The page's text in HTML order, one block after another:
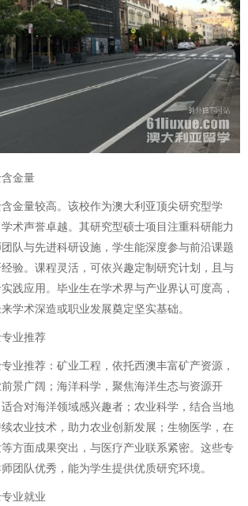
金量
金量较高。该校作为澳大利亚顶尖研究型学
术声誉卓越。其研究型硕士项目注重科研能力
队与先进科研设施，学生能深度参与前沿课题
验。课程灵活，可依兴趣定制研究计划，且与
践应用。毕业生在学术界与产业界认可度高，
学术深造或职业发展奠定坚实基础。
业推荐
业推荐：矿业工程，依托西澳丰富矿产资源，
景广阔；海洋科学，聚焦海洋生态与资源开
合对海洋领域感兴趣者；农业科学，结合当地
农业技术，助力农业创新发展；生物医学，在
方面成果突出，与医疗产业联系紧密。这些专
团队优秀，能为学生提供优质研究环境。
业就业